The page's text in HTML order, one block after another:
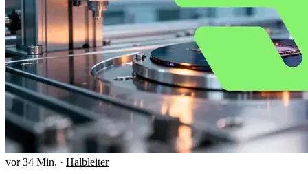
vor 34 Min. · Halbleiter